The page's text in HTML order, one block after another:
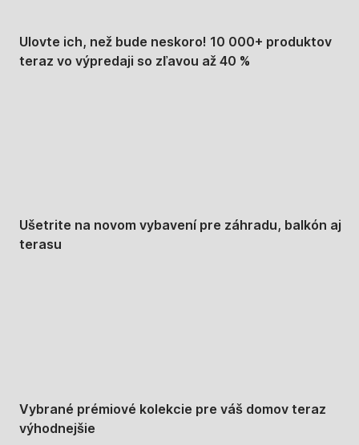
Ulovte ich, než bude neskoro! 10 000+ produktov
teraz vo výpredaji so zľavou až 40 %
Ušetrite na novom vybavení pre záhradu, balkón aj
terasu
Vybrané prémiové kolekcie pre váš domov teraz
výhodnejšie